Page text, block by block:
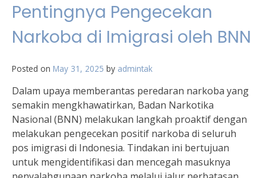
Pentingnya Pengecekan
Narkoba di Imigrasi oleh BNN
Posted on May 31, 2025 by admintak
Dalam upaya memberantas peredaran narkoba yang
semakin mengkhawatirkan, Badan Narkotika
Nasional (BNN) melakukan langkah proaktif dengan
melakukan pengecekan positif narkoba di seluruh
pos imigrasi di Indonesia. Tindakan ini bertujuan
untuk mengidentifikasi dan mencegah masuknya